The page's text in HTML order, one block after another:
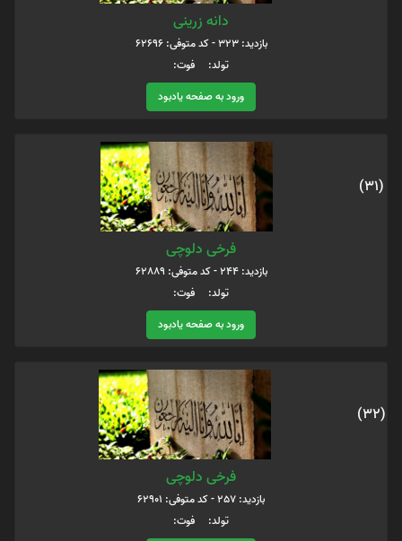
دانه زرینی
بازدید: 323 - کد متوفی: 62696
تولد: فوت:
ورود به صفحه یادبود
(31)
فرخی دلوچی
بازدید: 244 - کد متوفی: 62889
تولد: فوت:
ورود به صفحه یادبود
(32)
فرخی دلوچی
بازدید: 257 - کد متوفی: 62901
تولد: فوت: